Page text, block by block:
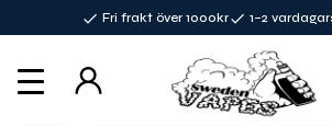
Fri frakt över 1000kr 1–2